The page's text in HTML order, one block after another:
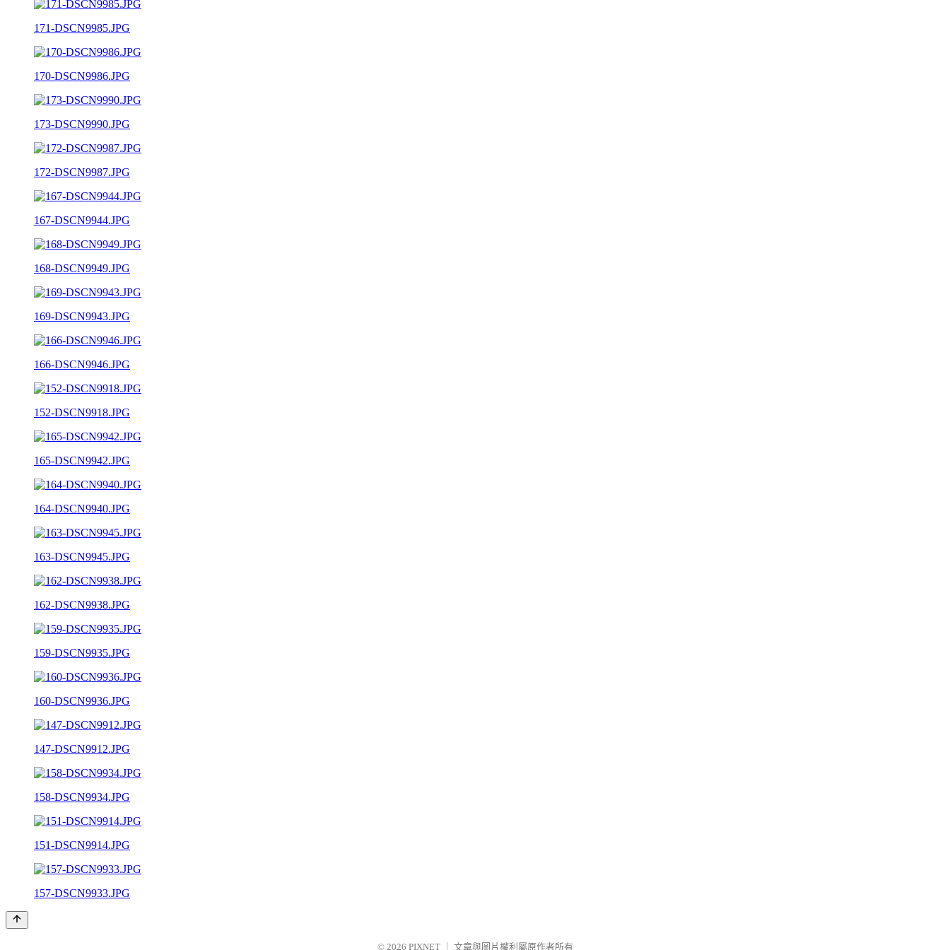
171-DSCN9985.JPG
170-DSCN9986.JPG
173-DSCN9990.JPG
172-DSCN9987.JPG
167-DSCN9944.JPG
168-DSCN9949.JPG
169-DSCN9943.JPG
166-DSCN9946.JPG
152-DSCN9918.JPG
165-DSCN9942.JPG
164-DSCN9940.JPG
163-DSCN9945.JPG
162-DSCN9938.JPG
159-DSCN9935.JPG
160-DSCN9936.JPG
147-DSCN9912.JPG
158-DSCN9934.JPG
151-DSCN9914.JPG
157-DSCN9933.JPG
© 2026 PIXNET 文章與圖片權利屬原作者所有